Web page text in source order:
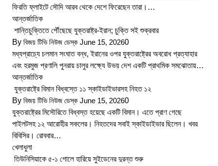
ফিরতি ফ্লাইটে সৌদি আরব থেকে দেশে ফিরেছেন তারা।…
আন্তর্জাতিক
শান্তিচুক্তিতে পৌঁছেছে যুক্তরাষ্ট্র-ইরান; চুক্তি সই শুক্রবার
By বিজয় টিভি নিউজ ডেস্ক June 15, 20260
মধ্যপ্রাচ্যে চলমান সংঘাত বন্ধ, ইরানের ওপর যুক্তরাষ্ট্রের অবরোধ প্রত্যাহার
এবং হরমুজ প্রণালি পুনরায় চালুর লক্ষ্যে উভয় দেশ একটি প্রাথমিক সমঝোতায়…
আন্তর্জাতিক
যুক্তরাষ্ট্রে বিমান বিধ্বস্তে ১১ স্কাইডাইভারসহ নিহত ১২
By বিজয় টিভি নিউজ ডেস্ক June 15, 20260
যুক্তরাষ্ট্রের মিসৌরিতে বিধ্বস্ত হয়েছে একটি বিমান। এতে প্রাণ গেছে
পাইলটসহ ১২ আরোহীর সকলের। নিহতদের সবাই স্কাইডাইভার ছিলেন। খবর
বিবিসির। রোববার…
খেলাধুলা
তিউনিসিয়াকে ৫-১ গোলে হারিয়ে সুইডেনের দুরন্ত শুরু